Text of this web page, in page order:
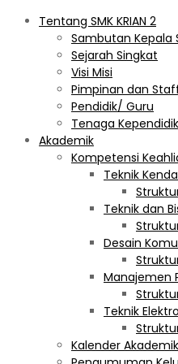
Tentang SMK KRIAN 2
Sambutan Kepala
Sejarah Singkat
Visi Misi
Pimpinan dan
Pendidik/ Guru
Tenaga
Akademik
Kompetensi
Teknik
Teknik dan
Desain
Manajemen
Teknik
Kalender Akademik